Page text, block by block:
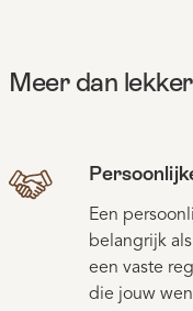
Meer dan
Een
belangrijk
een vaste
die jouw